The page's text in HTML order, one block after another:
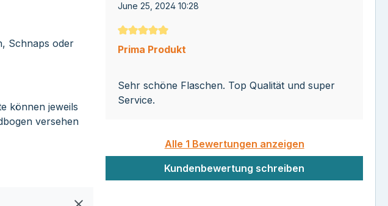
Schnaps oder
können jeweils
versehen
June 25, 2024 10:28
Durchschnittliche Bewertung von 5 von 5 Sternen
Prima Produkt
Sehr schöne Flaschen. Top Qualität und super
Service.
Alle 1 Bewertungen anzeigen
Kundenbewertung schreiben